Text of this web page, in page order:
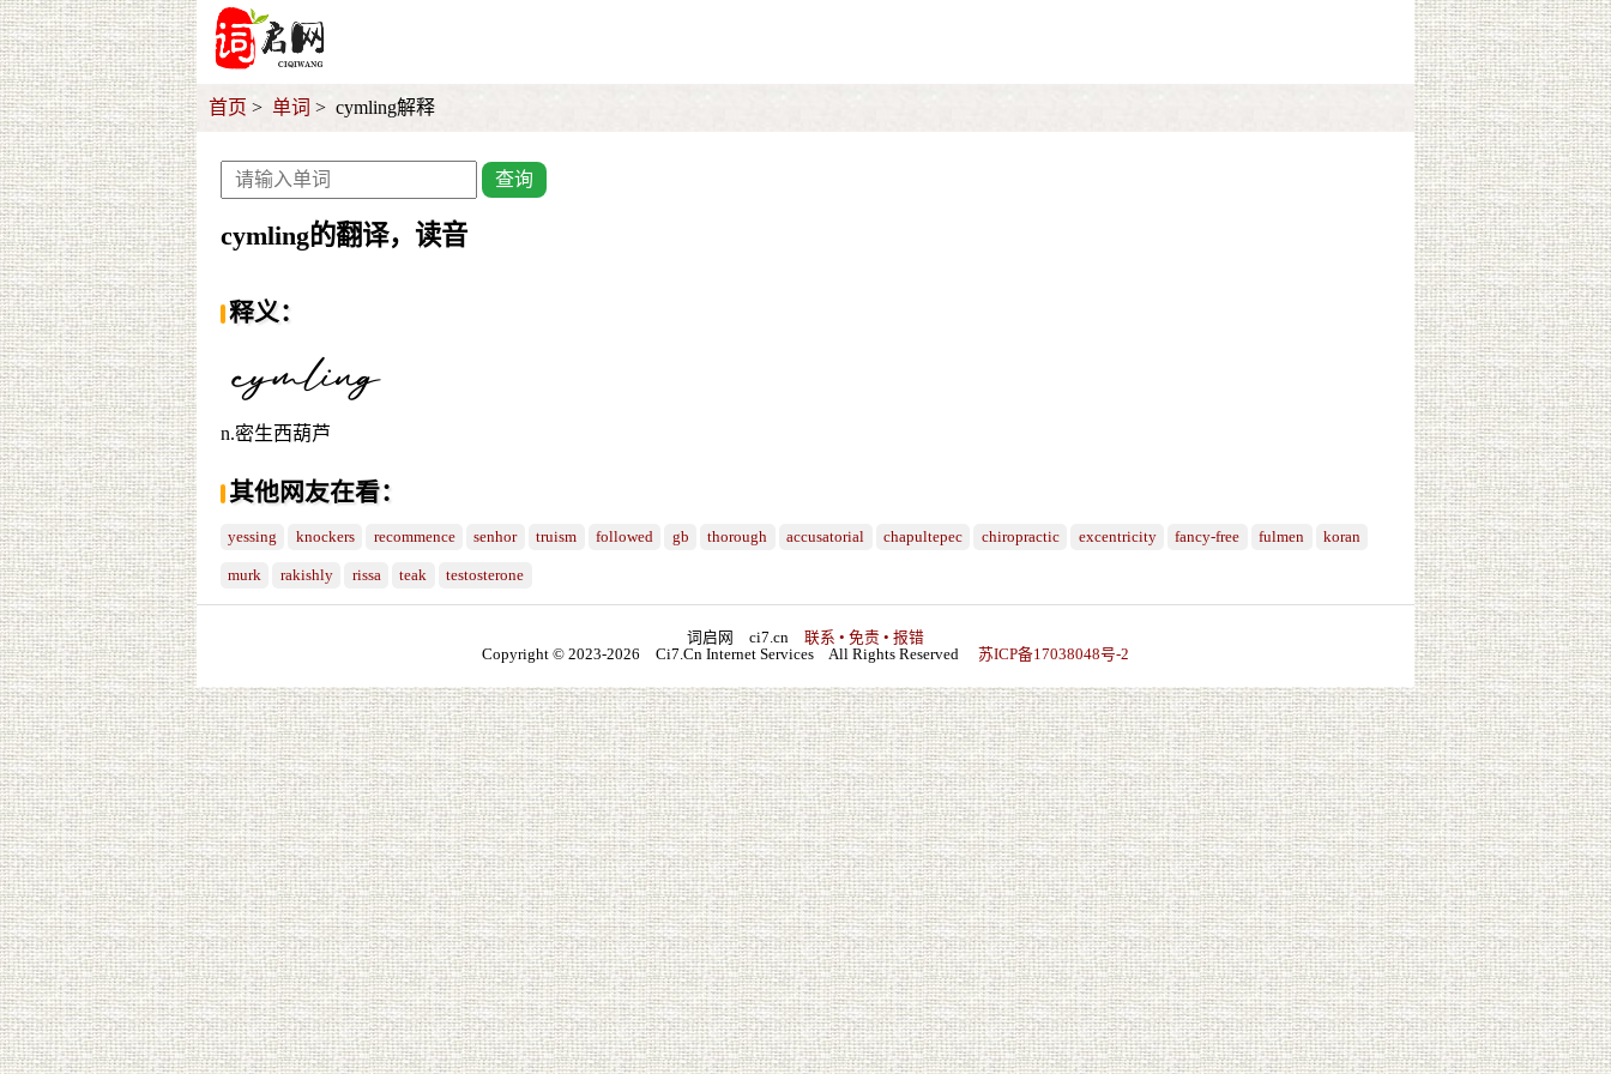
首页 单词 cymling解释
查询
cymling的翻译，读音
释义：
n.密生西葫芦
其他网友在看：
yessing knockers recommence senhor truism followed gb thorough accusatorial chapultepec chiropractic excentricity fancy-free fulmen koran
murk rakishly rissa teak testosterone
词启网 ci7.cn 联系 • 免责 • 报错
Copyright © 2023-2026 Ci7.Cn Internet Services All Rights Reserved 苏ICP备17038048号-2